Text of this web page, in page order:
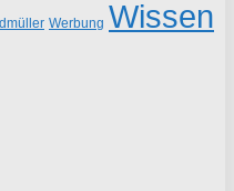
Werbung Wissen